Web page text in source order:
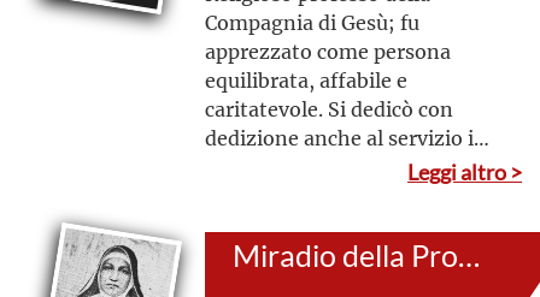
Compagnia di Gesù; fu
apprezzato come persona
equilibrata, affabile e
caritatevole. Si dedicò con
dedizione anche al servizio in
cucina, in infermeria, in
condusse un’intera esistenza
Leggi altro >
Miradio della Provvidenza di San Gaetano (al secolo: Giulia Bonifacio)